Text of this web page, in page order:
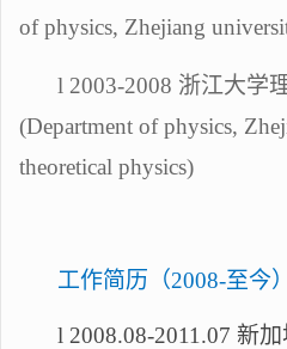
of physics, Zhejiang
l 2003-2008 浙江大学
(Department of physics,
theoretical physics)
工作简历（2008-至今）
l 2008.08-2011.07 新